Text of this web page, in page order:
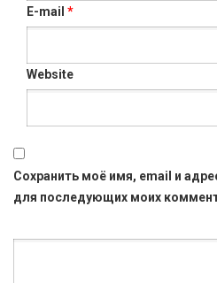
E-mail *
Website
Сохранить моё имя, email и
для последующих моих